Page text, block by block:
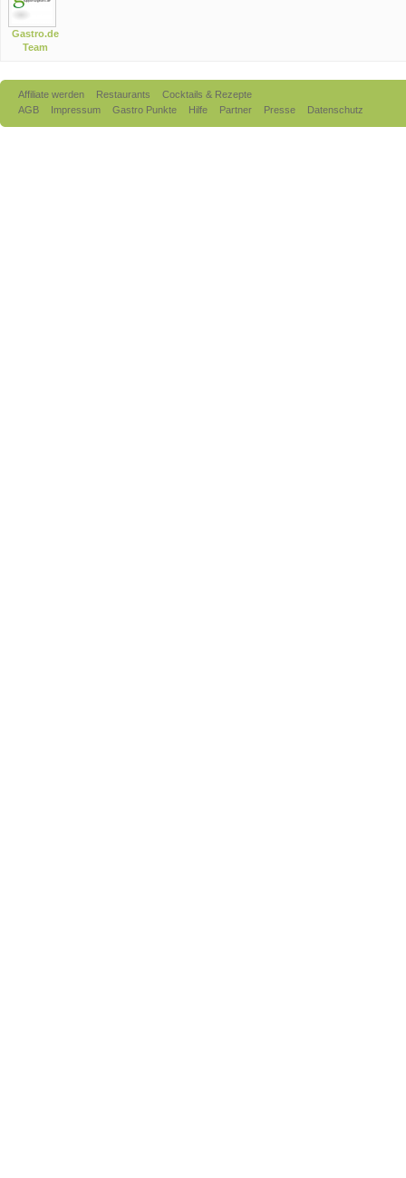
Gastro.de
Team
Affiliate werden Restaurants
Cocktails & Rezepte
AGB
Impressum Gastro Punkte Hilfe Partner Presse Datenschutz